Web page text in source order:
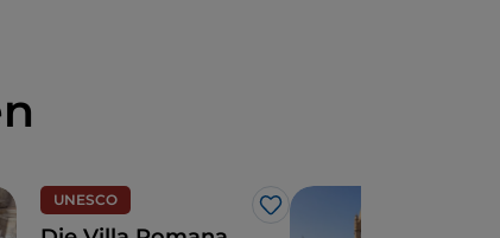
UNESCO
Like